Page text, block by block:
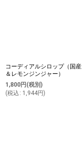
コーディアルシロップ（国
＆レモンジンジャー）
1,800円 (税別)
(税込 : 1,944円)